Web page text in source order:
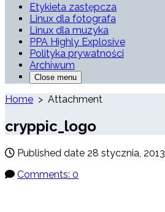
Etykieta zastępcza
Linux dla fotografa
Linux dla muzyka
PPA Highly Explosive
Polityka prywatności
Archiwum
Close menu
Home > Attachment
cryppic_logo
Published date 28 stycznia, 2013
Comments: 0